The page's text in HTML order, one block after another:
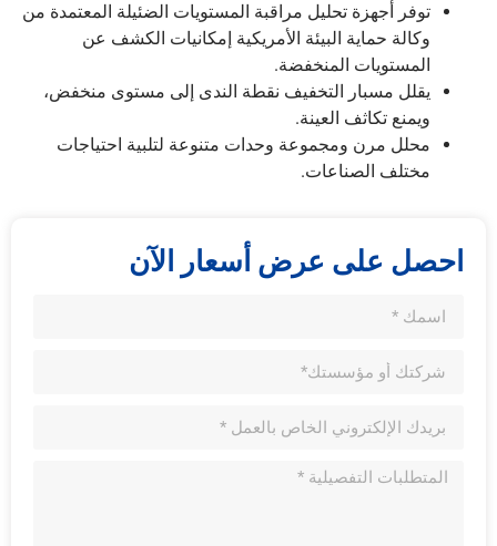
توفر أجهزة تحليل مراقبة المستويات الضئيلة المعتمدة من
وكالة حماية البيئة الأمريكية إمكانيات الكشف عن
المستويات المنخفضة.
يقلل مسبار التخفيف نقطة الندى إلى مستوى منخفض،
ويمنع تكاثف العينة.
محلل مرن ومجموعة وحدات متنوعة لتلبية احتياجات
مختلف الصناعات.
احصل على عرض أسعار الآن